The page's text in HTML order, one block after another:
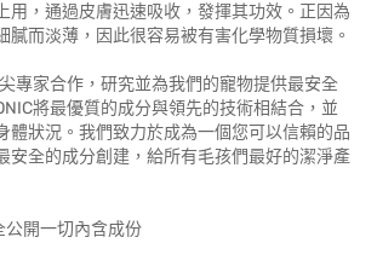
用，通過皮膚迅速吸收，發揮其功效。正因為
膩而淡薄，因此很容易被有害化學物質損壞。
專家合作，研究並為我們的寵物提供最安全
將最優質的成分與領先的技術相結合，並
體狀況。我們致力於成為一個您可以信賴的品
安全的成分創建，給所有毛孩們最好的潔淨產
公開一切內含成份